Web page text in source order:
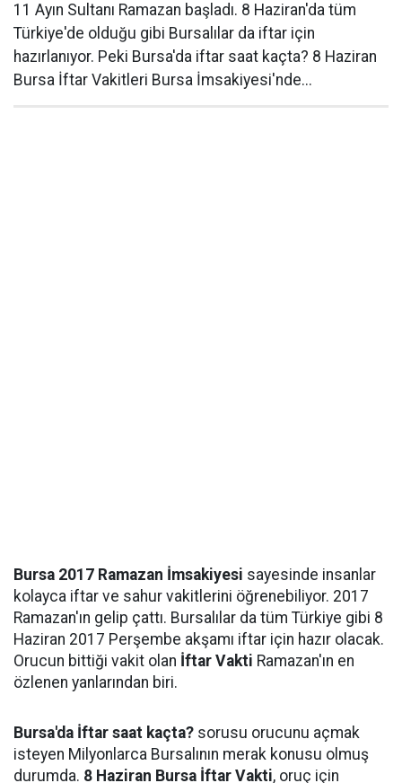
11 Ayın Sultanı Ramazan başladı. 8 Haziran'da tüm
Türkiye'de olduğu gibi Bursalılar da iftar için
hazırlanıyor. Peki Bursa'da iftar saat kaçta? 8 Haziran
Bursa İftar Vakitleri Bursa İmsakiyesi'nde...
Bursa 2017 Ramazan İmsakiyesi sayesinde insanlar
kolayca iftar ve sahur vakitlerini öğrenebiliyor. 2017
Ramazan'ın gelip çattı. Bursalılar da tüm Türkiye gibi 8
Haziran 2017 Perşembe akşamı iftar için hazır olacak.
Orucun bittiği vakit olan İftar Vakti Ramazan'ın en
özlenen yanlarından biri.
Bursa'da İftar saat kaçta? sorusu orucunu açmak
isteyen Milyonlarca Bursalının merak konusu olmuş
durumda. 8 Haziran Bursa İftar Vakti, oruç için